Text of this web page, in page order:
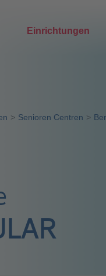
Senioren Centren
Einrichtungen